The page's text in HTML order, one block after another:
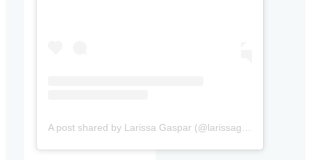
A post shared by Larissa Gaspar (@larissagaspar_oficial)